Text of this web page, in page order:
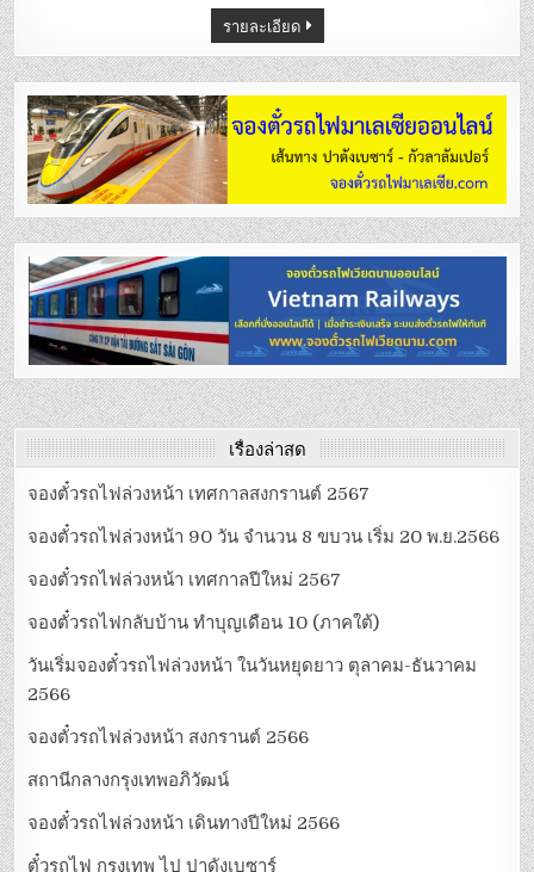
รายละเอียด
เรื่องล่าสุด
จองตั๋วรถไฟล่วงหน้า เทศกาลสงกรานต์ 2567
จองตั๋วรถไฟล่วงหน้า 90 วัน จำนวน 8 ขบวน เริ่ม 20 พ.ย.2566
จองตั๋วรถไฟล่วงหน้า เทศกาลปีใหม่ 2567
จองตั๋วรถไฟกลับบ้าน ทำบุญเดือน 10 (ภาคใต้)
วันเริ่มจองตั๋วรถไฟล่วงหน้า ในวันหยุดยาว ตุลาคม-ธันวาคม
2566
จองตั๋วรถไฟล่วงหน้า สงกรานต์ 2566
สถานีกลางกรุงเทพอภิวัฒน์
จองตั๋วรถไฟล่วงหน้า เดินทางปีใหม่ 2566
ตั๋วรถไฟ กรุงเทพ ไป ปาดังเบซาร์